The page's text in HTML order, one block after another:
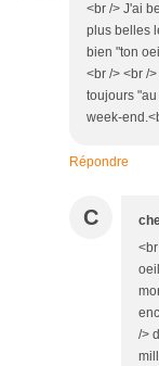
<br /> J'ai
plus belles
bien "ton
<br /> <br /
toujours "au
week-
Répondre
C
/>